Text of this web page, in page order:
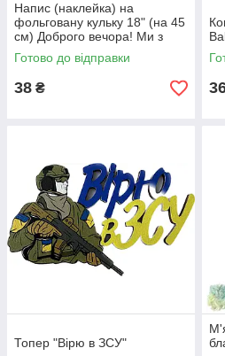
Напис (наклейка) на
фольговану кульку 18" (на 45
см) Доброго вечора! Ми з
України! (будь-який колір)
Готово до відправки
38 ₴
Топер "Вірю в ЗСУ"